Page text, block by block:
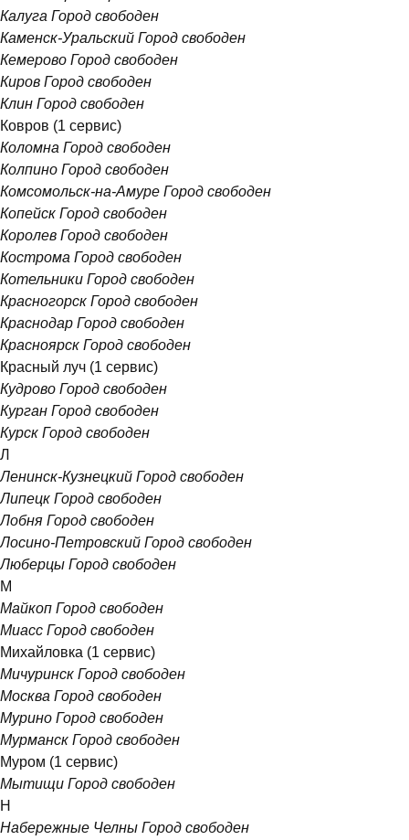
Калуга Город свободен
Каменск-Уральский Город свободен
Кемерово Город свободен
Киров Город свободен
Клин Город свободен
Ковров (1 сервис)
Коломна Город свободен
Колпино Город свободен
Комсомольск-на-Амуре Город свободен
Копейск Город свободен
Королев Город свободен
Кострома Город свободен
Котельники Город свободен
Красногорск Город свободен
Краснодар Город свободен
Красноярск Город свободен
Красный луч (1 сервис)
Кудрово Город свободен
Курган Город свободен
Курск Город свободен
Л
Ленинск-Кузнецкий Город свободен
Липецк Город свободен
Лобня Город свободен
Лосино-Петровский Город свободен
Люберцы Город свободен
М
Майкоп Город свободен
Миасс Город свободен
Михайловка (1 сервис)
Мичуринск Город свободен
Москва Город свободен
Мурино Город свободен
Мурманск Город свободен
Муром (1 сервис)
Мытищи Город свободен
Н
Набережные Челны Город свободен